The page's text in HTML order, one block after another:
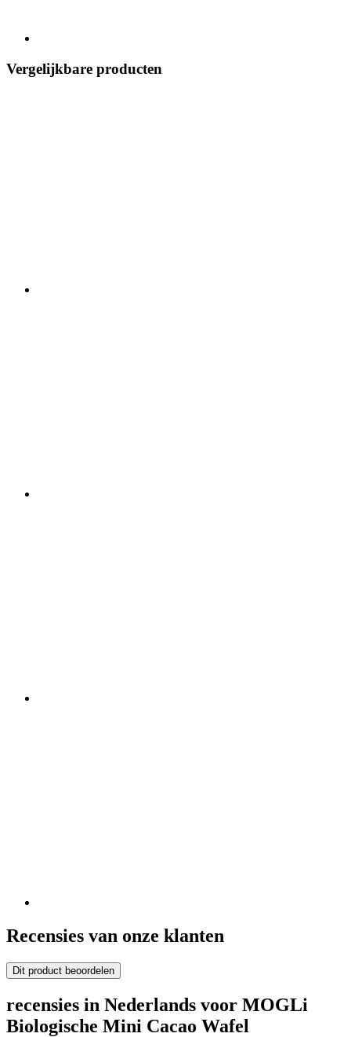
Vergelijkbare producten
Recensies van onze klanten
Dit product beoordelen
recensies in Nederlands voor MOGLi
Biologische Mini Cacao Wafel